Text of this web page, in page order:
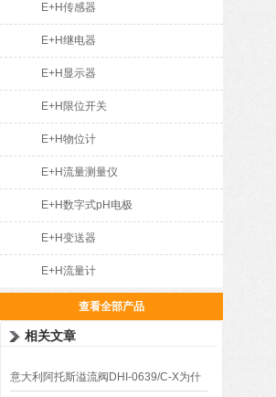
E+H传感器
E+H继电器
E+H显示器
E+H限位开关
E+H物位计
E+H流量测量仪
E+H数字式pH电极
E+H变送器
E+H流量计
查看全部产品
相关文章
意大利阿托斯溢流阀DHI-0639/C-X为什